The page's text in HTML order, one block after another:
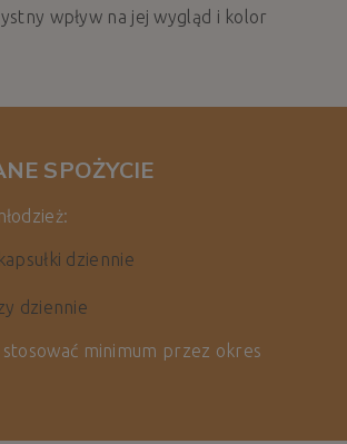
wpływ na jej wygląd i kolor
SPOŻYCIE
dziennie
dziennie
stosować minimum przez okres